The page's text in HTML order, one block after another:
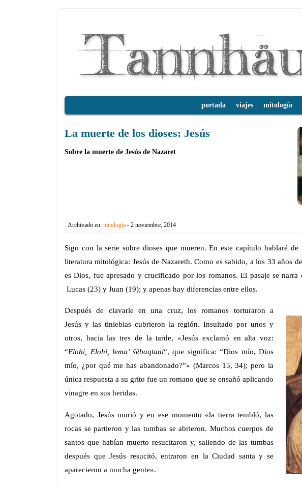
portada viajes mitología
La muerte de los dioses: Jesús
Sobre la muerte de Jesús de Nazaret
Archivado en: mitología - 2 noviembre, 2014
Sigo con la serie sobre dioses que mueren. En este capítulo hablaré
literatura mitológica: Jesús de Nazareth. Como es sabido, a los 33 años
es Dios, fue apresado y crucificado por los romanos. El pasaje se
Lucas (23) y Juan (19); y apenas hay diferencias entre ellos.
Después de clavarle en una cruz, los romanos torturaron a
Jesús y las tinieblas cubrieron la región. Insultado por unos y
otros, hacia las tres de la tarde, «Jesús exclamó en alta voz:
“Elohi, Elohi, lema’ šĕbaqtani“, que significa: “Dios mío, Dios
mío, ¿por qué me has abandonado?”» (Marcos 15, 34); pero la
única respuesta a su grito fue un romano que se ensañó aplicando
vinagre en sus heridas.
Agotado, Jesús murió y en ese momento «la tierra tembló, las
rocas se partieron y las tumbas se abrieron. Muchos cuerpos de
santos que habían muerto resucitaron y, saliendo de las tumbas
después que Jesús resucitó, entraron en la Ciudad santa y se
aparecieron a mucha gente».